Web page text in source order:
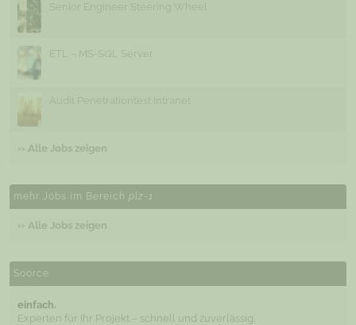
Senior Engineer Steering Wheel
ETL – MS-SQL Server
Audit Penetrationtest Intranet
›› Alle Jobs zeigen
mehr Jobs im Bereich plz-1
›› Alle Jobs zeigen
Soorce
einfach.
Experten für Ihr Projekt – schnell und zuverlässig.